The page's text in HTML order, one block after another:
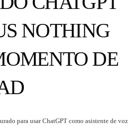
NOTHING
DE
para usar ChatGPT como asistente de voz